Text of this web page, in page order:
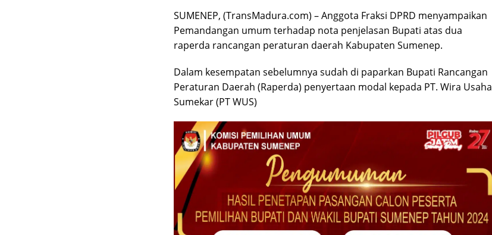
SUMENEP, (TransMadura.com) – Anggota Fraksi DPRD menyampaikan
Pemandangan umum terhadap nota penjelasan Bupati atas dua
raperda rancangan peraturan daerah Kabupaten Sumenep.
Dalam kesempatan sebelumnya sudah di paparkan Bupati Rancangan
Peraturan Daerah (Raperda) penyertaan modal kepada PT. Wira Usaha
Sumekar (PT WUS)